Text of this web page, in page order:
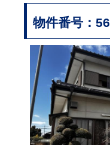
物件番号：56